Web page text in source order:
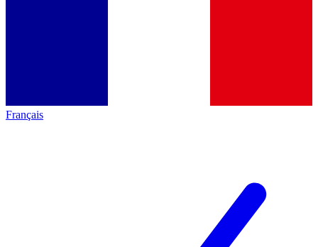
Français